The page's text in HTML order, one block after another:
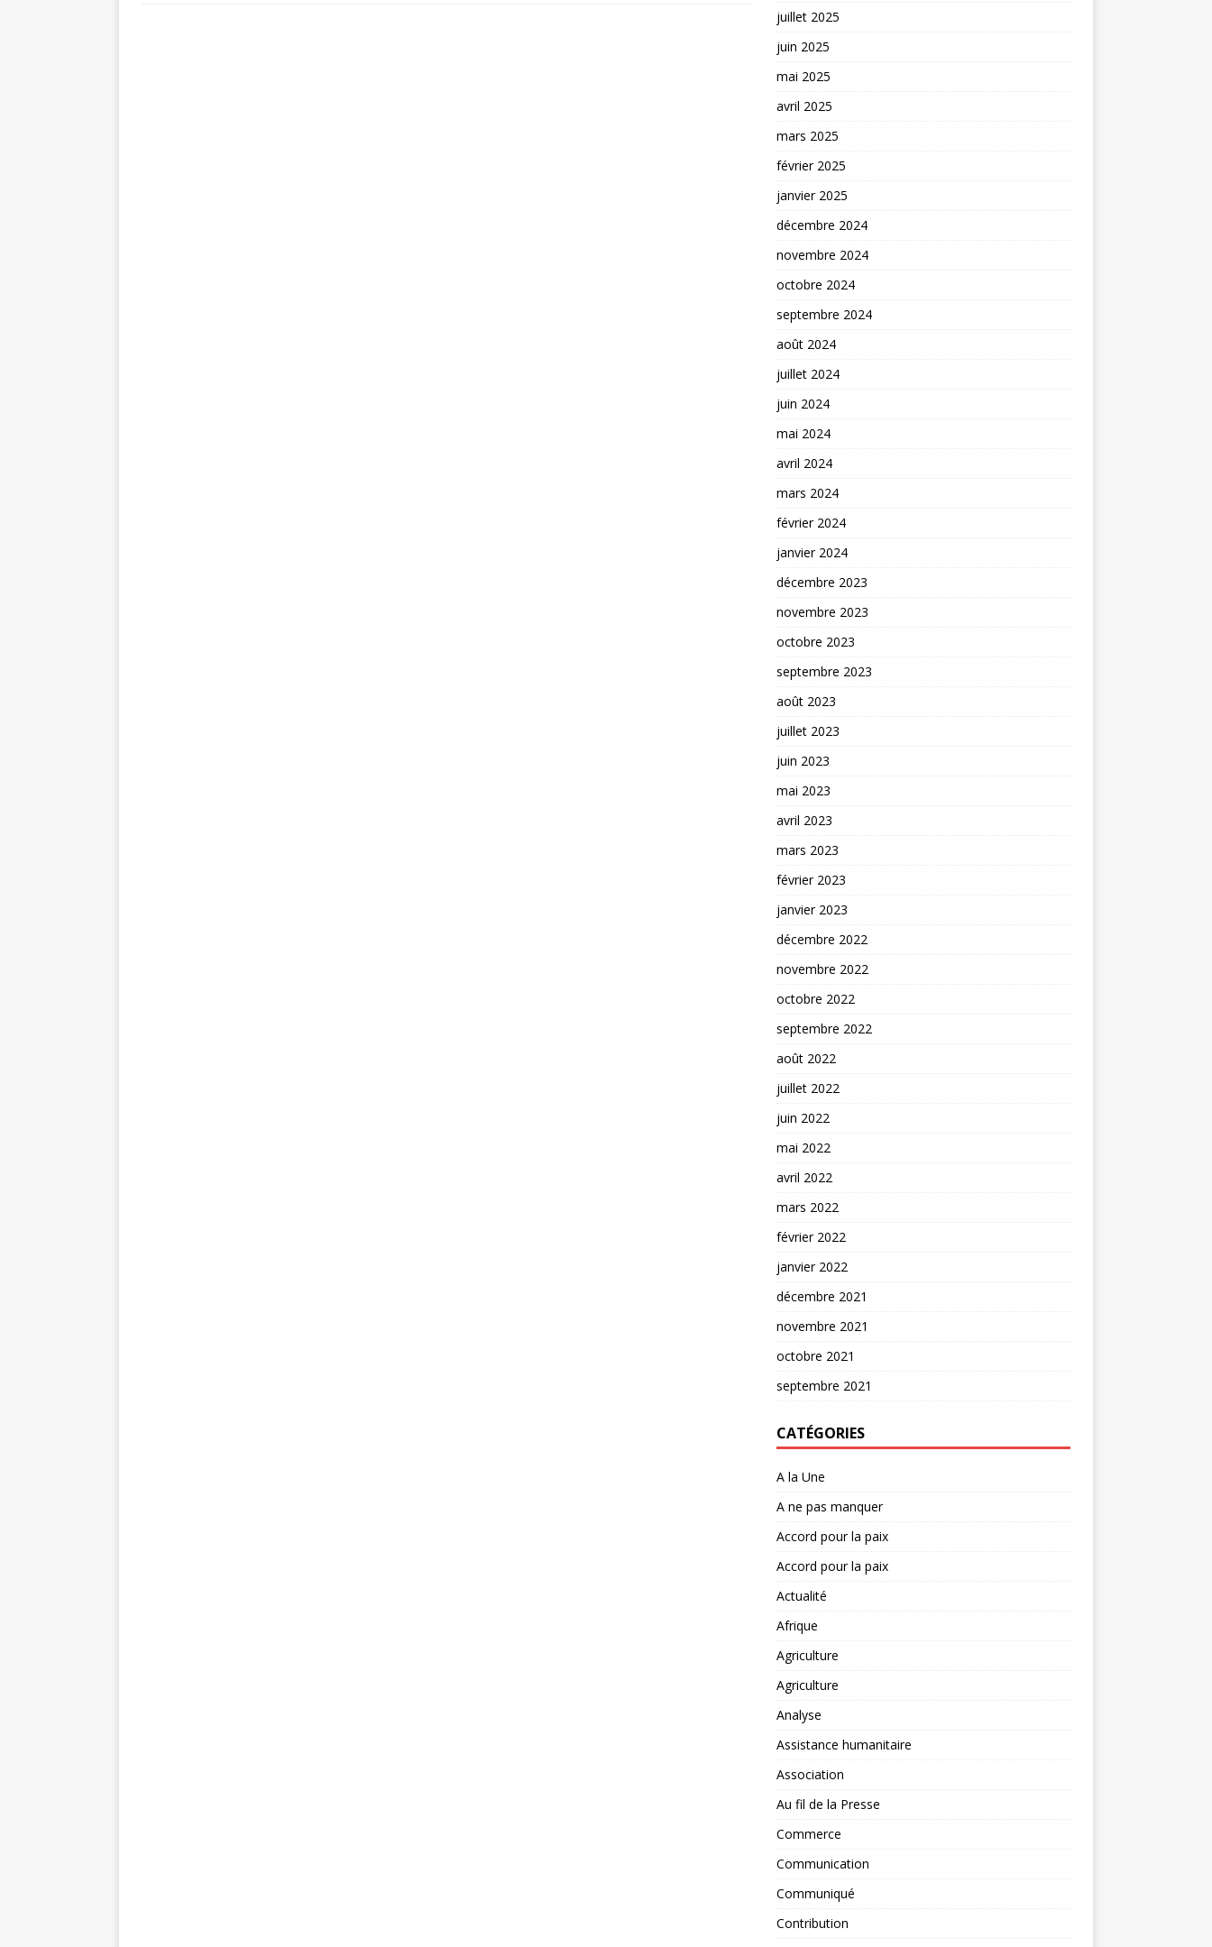
juillet 2025
juin 2025
mai 2025
avril 2025
mars 2025
février 2025
janvier 2025
décembre 2024
novembre 2024
octobre 2024
septembre 2024
août 2024
juillet 2024
juin 2024
mai 2024
avril 2024
mars 2024
février 2024
janvier 2024
décembre 2023
novembre 2023
octobre 2023
septembre 2023
août 2023
juillet 2023
juin 2023
mai 2023
avril 2023
mars 2023
février 2023
janvier 2023
décembre 2022
novembre 2022
octobre 2022
septembre 2022
août 2022
juillet 2022
juin 2022
mai 2022
avril 2022
mars 2022
février 2022
janvier 2022
décembre 2021
novembre 2021
octobre 2021
septembre 2021
CATÉGORIES
A la Une
A ne pas manquer
Accord pour la paix
Accord pour la paix
Actualité
Afrique
Agriculture
Agriculture
Analyse
Assistance humanitaire
Association
Au fil de la Presse
Commerce
Communication
Communiqué
Contribution